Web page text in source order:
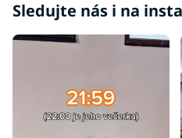
Sledujte nás i na